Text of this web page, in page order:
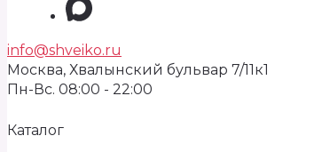
info@shveiko.ru
Москва, Хвалынский бульвар 7/11к1
Пн-Вс. 08:00 - 22:00
Каталог